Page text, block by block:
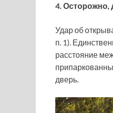
4. Осторожно,
Удар об
п. 1).
расстояние
дверь.